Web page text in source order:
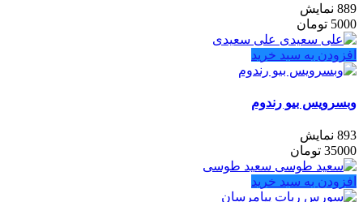
889 نمایش
5000 تومان
علی سعیدی
افزودن به سبد خرید
وبسرویس بیو رندوم
893 نمایش
35000 تومان
سعید طوسی
افزودن به سبد خرید